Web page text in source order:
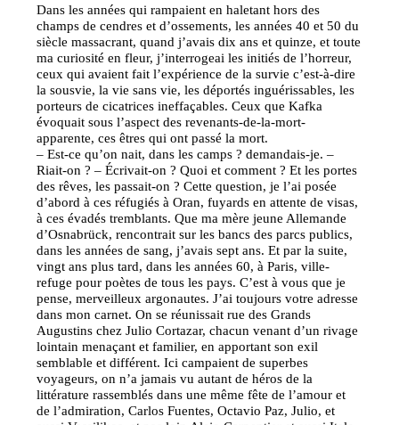
Dans les années qui rampaient en haletant hors des
champs de cendres et d’ossements, les années 40 et 50 du
siècle massacrant, quand j’avais dix ans et quinze, et toute
ma curiosité en fleur, j’interrogeai les initiés de l’horreur,
ceux qui avaient fait l’expérience de la survie c’est-à-dire
la sousvie, la vie sans vie, les déportés inguérissables, les
porteurs de cicatrices ineffaçables. Ceux que Kafka
évoquait sous l’aspect des revenants-de-la-mort-
apparente, ces êtres qui ont passé la mort.
– Est-ce qu’on nait, dans les camps ? demandais-je. –
Riait-on ? – Écrivait-on ? Quoi et comment ? Et les portes
des rêves, les passait-on ? Cette question, je l’ai posée
d’abord à ces réfugiés à Oran, fuyards en attente de visas,
à ces évadés tremblants. Que ma mère jeune Allemande
d’Osnabrück, rencontrait sur les bancs des parcs publics,
dans les années de sang, j’avais sept ans. Et par la suite,
vingt ans plus tard, dans les années 60, à Paris, ville-
refuge pour poètes de tous les pays. C’est à vous que je
pense, merveilleux argonautes. J’ai toujours votre adresse
dans mon carnet. On se réunissait rue des Grands
Augustins chez Julio Cortazar, chacun venant d’un rivage
lointain menaçant et familier, en apportant son exil
semblable et différent. Ici campaient de superbes
voyageurs, on n’a jamais vu autant de héros de la
littérature rassemblés dans une même fête de l’amour et
de l’admiration, Carlos Fuentes, Octavio Paz, Julio, et